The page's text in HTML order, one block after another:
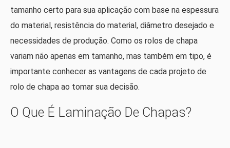
tamanho certo para sua aplicação com base na espessura
do material, resistência do material, diâmetro desejado e
necessidades de produção. Como os rolos de chapa
variam não apenas em tamanho, mas também em tipo, é
importante conhecer as vantagens de cada projeto de
rolo de chapa ao tomar sua decisão.
O Que É Laminação De Chapas?